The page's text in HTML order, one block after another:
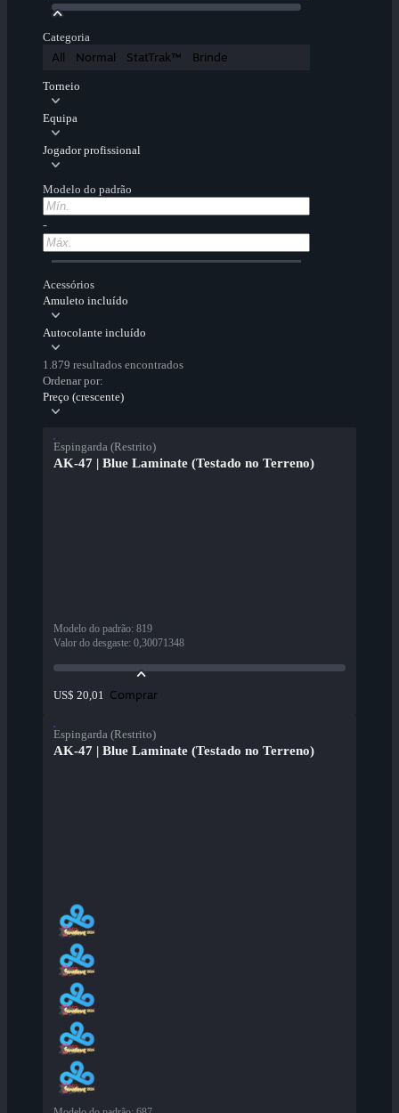
Categoria
All Normal StatTrak™ Brinde
Torneio
Equipa
Jogador profissional
Modelo do padrão
-
Acessórios
Amuleto incluído
Autocolante incluído
1.879 resultados encontrados
Ordenar por:
Preço (crescente)
Espingarda (Restrito)
AK-47 | Blue Laminate (Testado no Terreno)
Modelo do padrão: 819
Valor do desgaste: 0,30071348
US$ 20,01 Comprar
Espingarda (Restrito)
AK-47 | Blue Laminate (Testado no Terreno)